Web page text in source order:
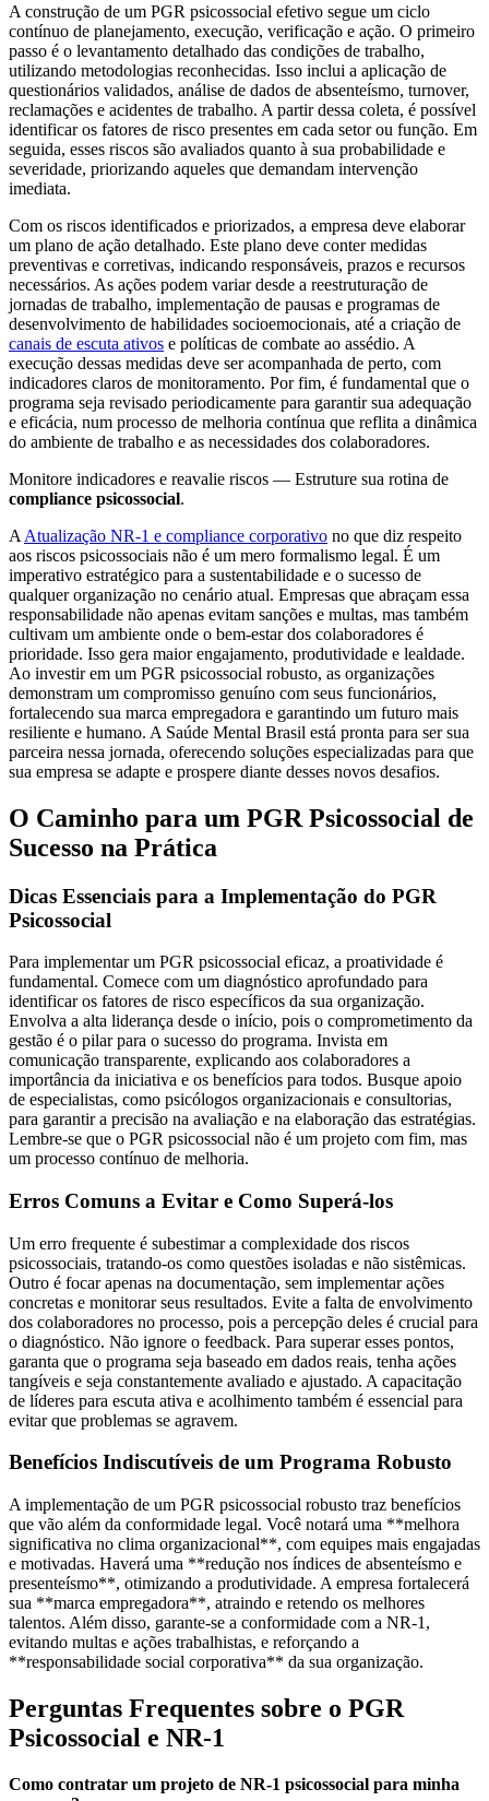
A construção de um PGR psicossocial efetivo segue um ciclo
contínuo de planejamento, execução, verificação e ação. O primeiro
passo é o levantamento detalhado das condições de trabalho,
utilizando metodologias reconhecidas. Isso inclui a aplicação de
questionários validados, análise de dados de absenteísmo, turnover,
reclamações e acidentes de trabalho. A partir dessa coleta, é possível
identificar os fatores de risco presentes em cada setor ou função. Em
seguida, esses riscos são avaliados quanto à sua probabilidade e
severidade, priorizando aqueles que demandam intervenção
imediata.
Com os riscos identificados e priorizados, a empresa deve elaborar
um plano de ação detalhado. Este plano deve conter medidas
preventivas e corretivas, indicando responsáveis, prazos e recursos
necessários. As ações podem variar desde a reestruturação de
jornadas de trabalho, implementação de pausas e programas de
desenvolvimento de habilidades socioemocionais, até a criação de
canais de escuta ativos e políticas de combate ao assédio. A
execução dessas medidas deve ser acompanhada de perto, com
indicadores claros de monitoramento. Por fim, é fundamental que o
programa seja revisado periodicamente para garantir sua adequação
e eficácia, num processo de melhoria contínua que reflita a dinâmica
do ambiente de trabalho e as necessidades dos colaboradores.
Monitore indicadores e reavalie riscos — Estruture sua rotina de
compliance psicossocial.
A Atualização NR-1 e compliance corporativo no que diz respeito
aos riscos psicossociais não é um mero formalismo legal. É um
imperativo estratégico para a sustentabilidade e o sucesso de
qualquer organização no cenário atual. Empresas que abraçam essa
responsabilidade não apenas evitam sanções e multas, mas também
cultivam um ambiente onde o bem-estar dos colaboradores é
prioridade. Isso gera maior engajamento, produtividade e lealdade.
Ao investir em um PGR psicossocial robusto, as organizações
demonstram um compromisso genuíno com seus funcionários,
fortalecendo sua marca empregadora e garantindo um futuro mais
resiliente e humano. A Saúde Mental Brasil está pronta para ser sua
parceira nessa jornada, oferecendo soluções especializadas para que
sua empresa se adapte e prospere diante desses novos desafios.
O Caminho para um PGR Psicossocial de
Sucesso na Prática
Dicas Essenciais para a Implementação do PGR
Psicossocial
Para implementar um PGR psicossocial eficaz, a proatividade é
fundamental. Comece com um diagnóstico aprofundado para
identificar os fatores de risco específicos da sua organização.
Envolva a alta liderança desde o início, pois o comprometimento da
gestão é o pilar para o sucesso do programa. Invista em
comunicação transparente, explicando aos colaboradores a
importância da iniciativa e os benefícios para todos. Busque apoio
de especialistas, como psicólogos organizacionais e consultorias,
para garantir a precisão na avaliação e na elaboração das estratégias.
Lembre-se que o PGR psicossocial não é um projeto com fim, mas
um processo contínuo de melhoria.
Erros Comuns a Evitar e Como Superá-los
Um erro frequente é subestimar a complexidade dos riscos
psicossociais, tratando-os como questões isoladas e não sistêmicas.
Outro é focar apenas na documentação, sem implementar ações
concretas e monitorar seus resultados. Evite a falta de envolvimento
dos colaboradores no processo, pois a percepção deles é crucial para
o diagnóstico. Não ignore o feedback. Para superar esses pontos,
garanta que o programa seja baseado em dados reais, tenha ações
tangíveis e seja constantemente avaliado e ajustado. A capacitação
de líderes para escuta ativa e acolhimento também é essencial para
evitar que problemas se agravem.
Benefícios Indiscutíveis de um Programa Robusto
A implementação de um PGR psicossocial robusto traz benefícios
que vão além da conformidade legal. Você notará uma **melhora
significativa no clima organizacional**, com equipes mais engajadas
e motivadas. Haverá uma **redução nos índices de absenteísmo e
presenteísmo**, otimizando a produtividade. A empresa fortalecerá
sua **marca empregadora**, atraindo e retendo os melhores
talentos. Além disso, garante-se a conformidade com a NR-1,
evitando multas e ações trabalhistas, e reforçando a
**responsabilidade social corporativa** da sua organização.
Perguntas Frequentes sobre o PGR
Psicossocial e NR-1
Como contratar um projeto de NR-1 psicossocial para minha